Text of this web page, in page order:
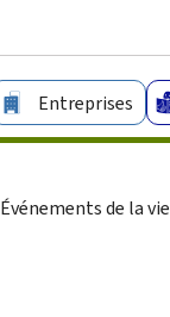
Entreprises
Événements de la vie